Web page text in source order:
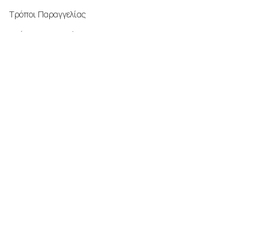
Τρόποι Παραγγελίας
Τρόποι Αποστολής